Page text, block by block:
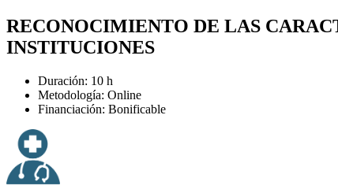
RECONOCIMIENTO DE LAS
INSTITUCIONES
Duración: 10 h
Metodología: Online
Financiación: Bonificable